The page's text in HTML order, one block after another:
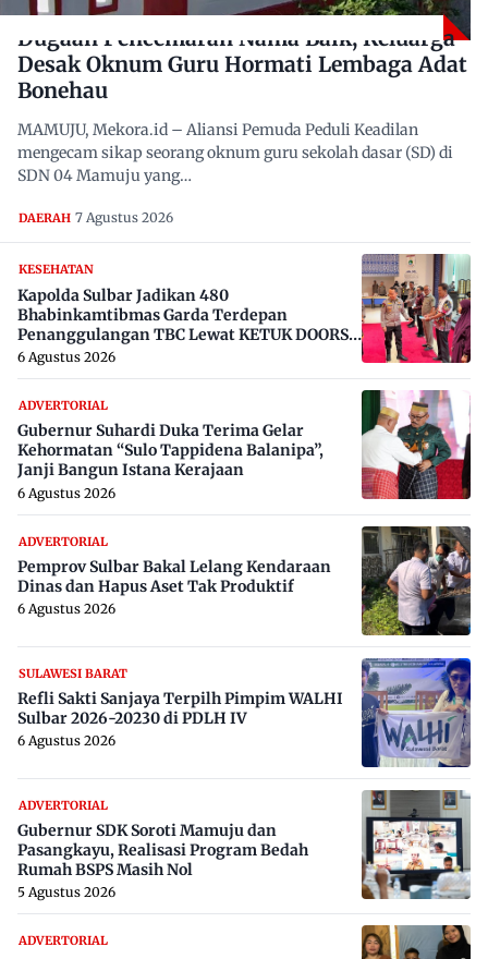
Dugaan Pencemaran Nama Baik, Keluarga
Desak Oknum Guru Hormati Lembaga Adat
Bonehau
MAMUJU, Mekora.id – Aliansi Pemuda Peduli Keadilan
mengecam sikap seorang oknum guru sekolah dasar (SD) di
SDN 04 Mamuju yang…
DAERAH 7 Agustus 2026
KESEHATAN
Kapolda Sulbar Jadikan 480
Bhabinkamtibmas Garda Terdepan
Penanggulangan TBC Lewat KETUK DOORS
di 650 Desa
6 Agustus 2026
ADVERTORIAL
Gubernur Suhardi Duka Terima Gelar
Kehormatan “Sulo Tappidena Balanipa”,
Janji Bangun Istana Kerajaan
6 Agustus 2026
ADVERTORIAL
Pemprov Sulbar Bakal Lelang Kendaraan
Dinas dan Hapus Aset Tak Produktif
6 Agustus 2026
SULAWESI BARAT
Refli Sakti Sanjaya Terpilh Pimpim WALHI
Sulbar 2026-20230 di PDLH IV
6 Agustus 2026
ADVERTORIAL
Gubernur SDK Soroti Mamuju dan
Pasangkayu, Realisasi Program Bedah
Rumah BSPS Masih Nol
5 Agustus 2026
ADVERTORIAL